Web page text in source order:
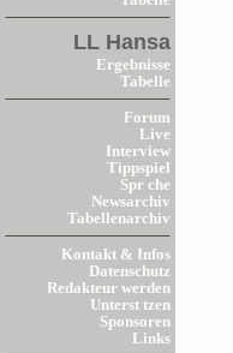
LL Hansa
Ergebnisse
Tabelle
Forum
Live
Interview
Tippspiel
Spr che
Newsarchiv
Tabellenarchiv
Kontakt & Infos
Datenschutz
Redakteur werden
Unterst tzen
Sponsoren
Links